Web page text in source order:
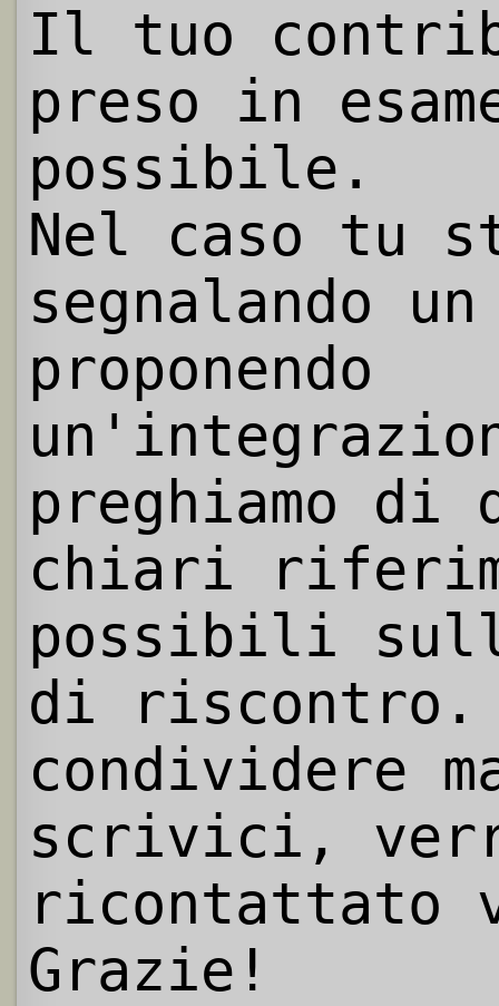
Il tuo
preso in
possibile.
Nel caso tu
segnalando
proponendo
preghiamo
chiari
possibili
di riscontro.
condividere
scrivici,
ricontattato
Grazie!